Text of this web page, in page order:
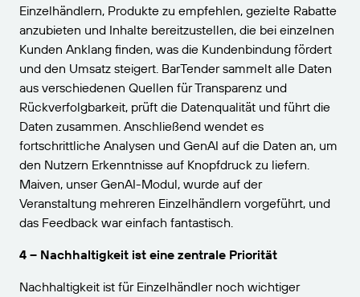
Einzelhändlern, Produkte zu empfehlen, gezielte Rabatte
anzubieten und Inhalte bereitzustellen, die bei einzelnen
Kunden Anklang finden, was die Kundenbindung fördert
und den Umsatz steigert. BarTender sammelt alle Daten
aus verschiedenen Quellen für Transparenz und
Rückverfolgbarkeit, prüft die Datenqualität und führt die
Daten zusammen. Anschließend wendet es
fortschrittliche Analysen und GenAI auf die Daten an, um
den Nutzern Erkenntnisse auf Knopfdruck zu liefern.
Maiven, unser GenAI-Modul, wurde auf der
Veranstaltung mehreren Einzelhändlern vorgeführt, und
das Feedback war einfach fantastisch.
4 – Nachhaltigkeit ist eine zentrale Priorität
Nachhaltigkeit ist für Einzelhändler noch wichtiger